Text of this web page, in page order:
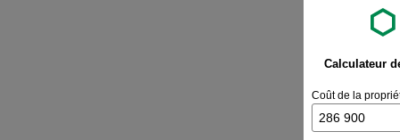
Calculateur
Coût de la